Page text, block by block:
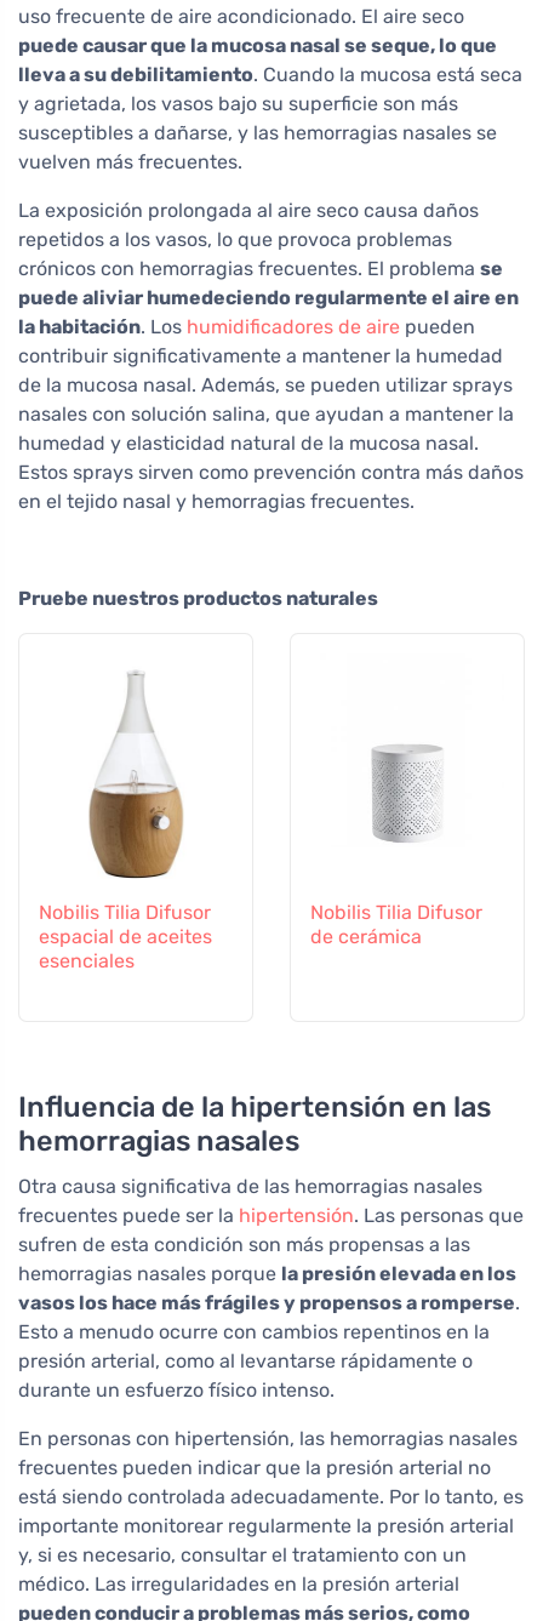
uso frecuente de aire acondicionado. El aire seco
puede causar que la mucosa nasal se seque, lo que
lleva a su debilitamiento. Cuando la mucosa está seca
y agrietada, los vasos bajo su superficie son más
susceptibles a dañarse, y las hemorragias nasales se
vuelven más frecuentes.
La exposición prolongada al aire seco causa daños
repetidos a los vasos, lo que provoca problemas
crónicos con hemorragias frecuentes. El problema se
puede aliviar humedeciendo regularmente el aire en
la habitación. Los humidificadores de aire pueden
contribuir significativamente a mantener la humedad
de la mucosa nasal. Además, se pueden utilizar sprays
nasales con solución salina, que ayudan a mantener la
humedad y elasticidad natural de la mucosa nasal.
Estos sprays sirven como prevención contra más daños
en el tejido nasal y hemorragias frecuentes.
Pruebe nuestros productos naturales
Nobilis Tilia Difusor
espacial de aceites
esenciales
Nobilis Tilia Difusor
de cerámica
Influencia de la hipertensión en las
hemorragias nasales
Otra causa significativa de las hemorragias nasales
frecuentes puede ser la hipertensión. Las personas que
sufren de esta condición son más propensas a las
hemorragias nasales porque la presión elevada en los
vasos los hace más frágiles y propensos a romperse.
Esto a menudo ocurre con cambios repentinos en la
presión arterial, como al levantarse rápidamente o
durante un esfuerzo físico intenso.
En personas con hipertensión, las hemorragias nasales
frecuentes pueden indicar que la presión arterial no
está siendo controlada adecuadamente. Por lo tanto, es
importante monitorear regularmente la presión arterial
y, si es necesario, consultar el tratamiento con un
médico. Las irregularidades en la presión arterial
pueden conducir a problemas más serios, como